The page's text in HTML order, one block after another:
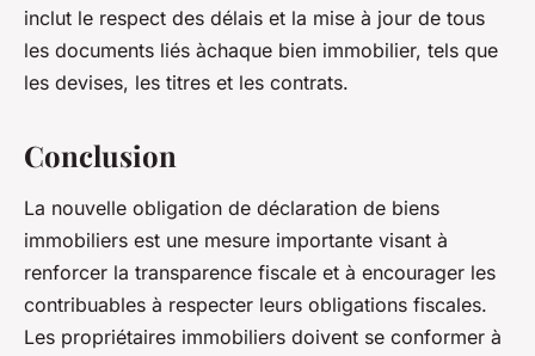
inclut le respect des délais et la mise à jour de tous
les documents liés àchaque bien immobilier, tels que
les devises, les titres et les contrats.
Conclusion
La nouvelle obligation de déclaration de biens
immobiliers est une mesure importante visant à
renforcer la transparence fiscale et à encourager les
contribuables à respecter leurs obligations fiscales.
Les propriétaires immobiliers doivent se conformer à